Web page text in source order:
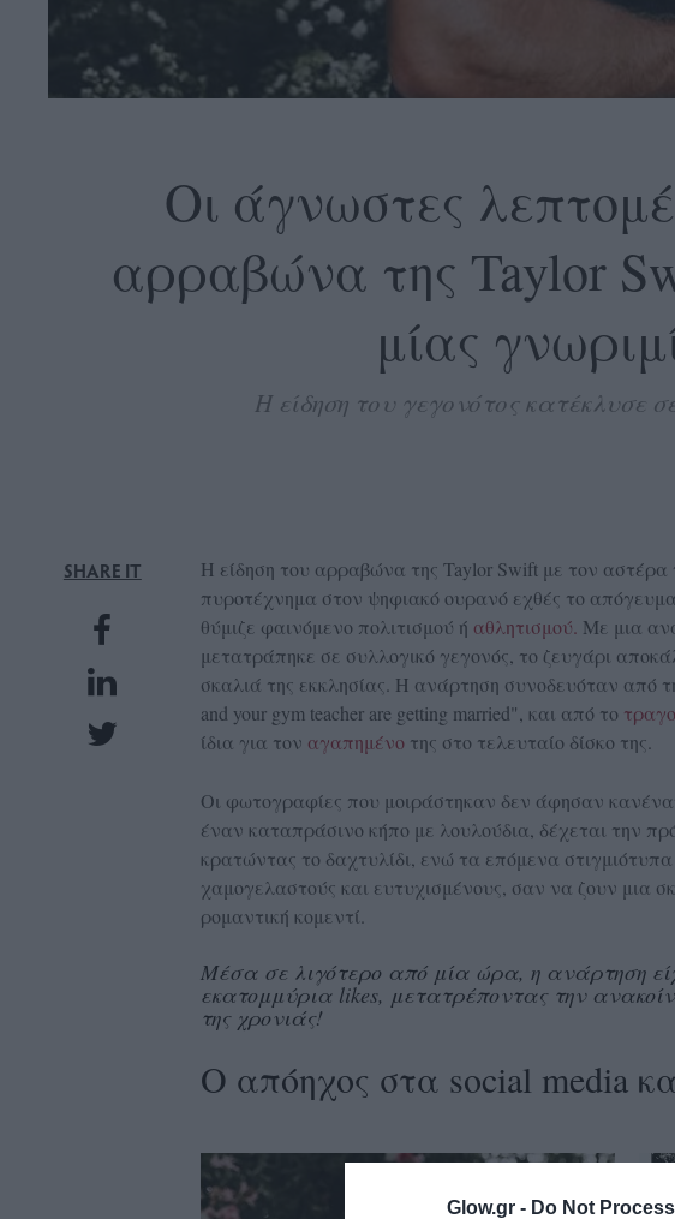
Glow.gr - Do Not
Οι άγνωστες
αρραβώνα της Taylor
μίας
Η είδηση του γεγονότος κατέκλυσε
SHARE IT
Η είδηση του αρραβώνα της Taylor Swift με τον
πυροτέχνημα στον ψηφιακό ουρανό εχθές το
θύμιζε φαινόμενο πολιτισμού ή αθλητισμού. Με μια
μετατράπηκε σε συλλογικό γεγονός, το ζευγάρι
σκαλιά της εκκλησίας. Η ανάρτηση συνοδευόταν από
and your gym teacher are getting married", και από το
ίδια για τον αγαπημένοτης στο τελευταίο δίσκο της.
Οι φωτογραφίες που μοιράστηκαν δεν άφησαν
έναν καταπράσινο κήπο με λουλούδια, δέχεται την
κρατώντας το δαχτυλίδι, ενώ τα επόμενα
χαμογελαστούς και ευτυχισμένους, σαν να ζουν μια
ρομαντική κομεντί.
Μέσα σε λιγότερο από μία ώρα, η ανάρτηση
εκατομμύρια likes, μετατρέποντας την
της χρονιάς!
Ο απόηχος στα social media